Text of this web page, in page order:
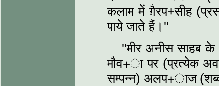
कलाम में ग़ैरप+सीह
पाये जाते हैं।''
''मीर अनीस साहब
मौव+ा पर (प्रत्येक
सम्पन्न) अलप+ाज